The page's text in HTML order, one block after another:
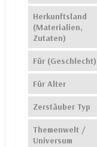
Herkunftsland
(Materialien,
Zutaten)
Für (Geschlecht)
Für Alter
Zerstäuber Typ
Themenwelt /
Universum